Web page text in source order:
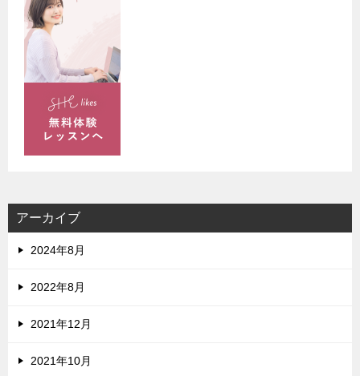
アーカイブ
2024年8月
2022年8月
2021年12月
2021年10月